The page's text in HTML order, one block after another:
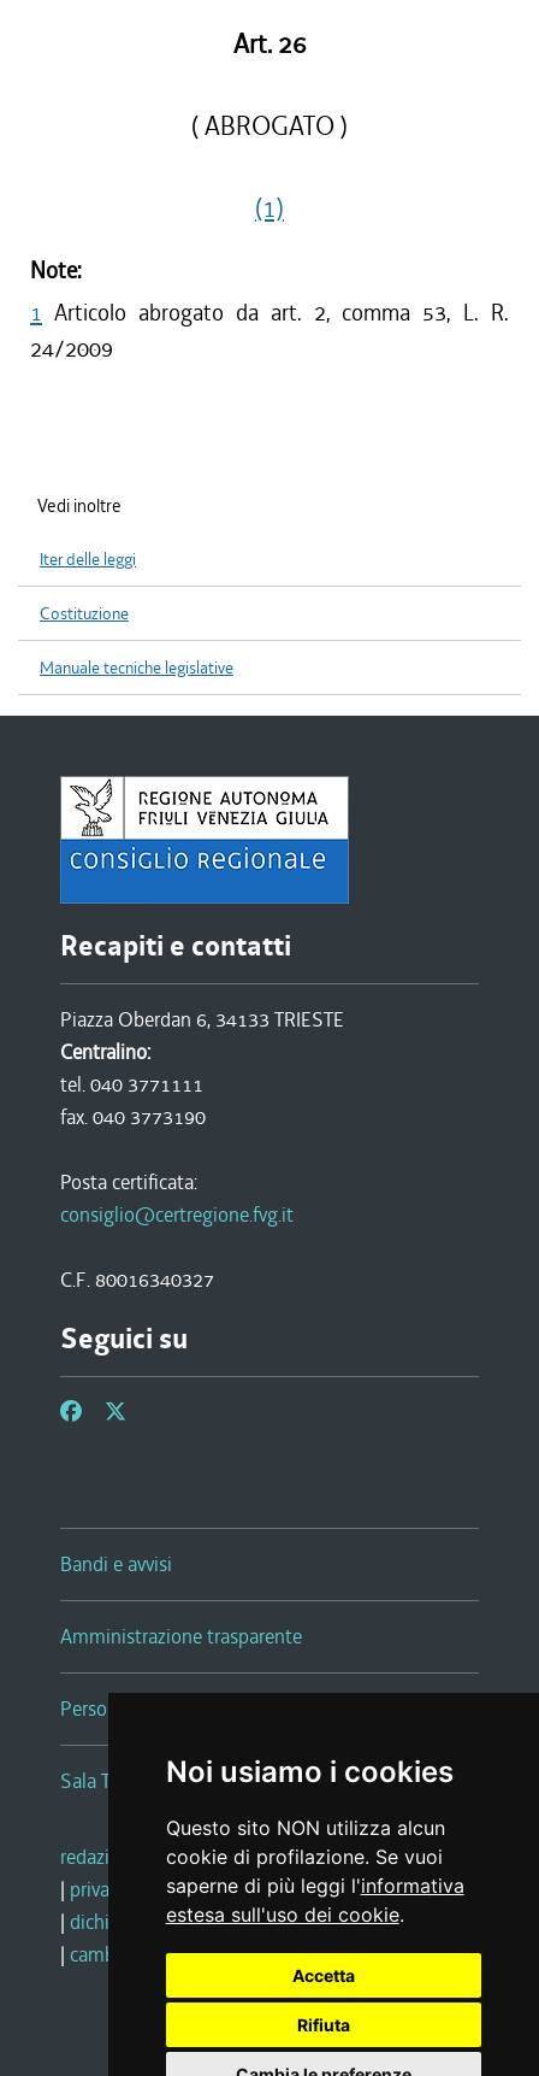
Noi usiamo i cookies
Questo sito NON utilizza alcun
cookie di profilazione. Se vuoi
saperne di più leggi l'informativa
estesa sull'uso dei cookie.
Accetta
Rifiuta
Art. 26
( ABROGATO )
(1)
Note:
1 Articolo abrogato da art. 2, comma 53, L. R.
24/2009
Vedi inoltre
Iter delle leggi
Costituzione
Manuale tecniche legislative
Recapiti e contatti
Piazza Oberdan 6, 34133 TRIESTE
Centralino:
tel. 040 3771111
fax. 040 3773190
Posta certificata:
consiglio@certregione.fvg.it
C.F. 80016340327
Seguici su
Bandi e avvisi
Amministrazione trasparente
Persone e Uffici
Sala Tiziano Tessitori
redazione web |note legali |glossario
| privacy
social media policy
| dichiarazione di accessibilità |feedback
| cambio preferenze cookie
Realizzato da